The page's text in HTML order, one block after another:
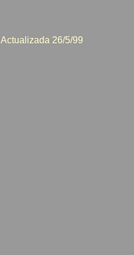
Actualizada 26/5/99